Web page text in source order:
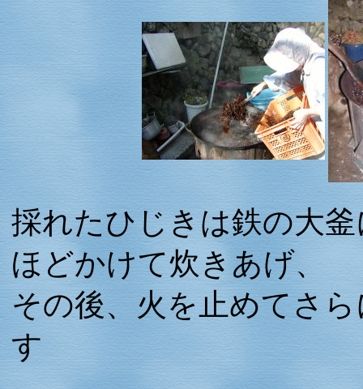
採れたひじきは鉄の大
ほどかけて炊きあげ、
その後、火を止めてさ
す